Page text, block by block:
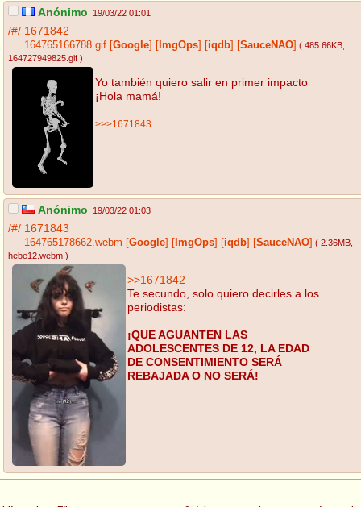
Anónimo 19/03/22 01:01
/#/ 1671842
164765166788.gif Google ImgOps iqdb SauceNAO ( 485.66KB
164727949825.gif )
Yo también quiero salir en primer impacto
¡Hola mamá!
>>>1671843
Anónimo 19/03/22 01:03
/#/ 1671843
164765178662.webm Google ImgOps iqdb SauceNAO ( 2.36MB
hebe12.webm )
>>1671842
Te secundo, solo quiero decirles a los
periodistas:
¡QUE AGUANTEN LAS
ADOLESCENTES DE 12, LA EDAD
DE CONSENTIMIENTO SERÁ
REBAJADA O NO SERÁ!